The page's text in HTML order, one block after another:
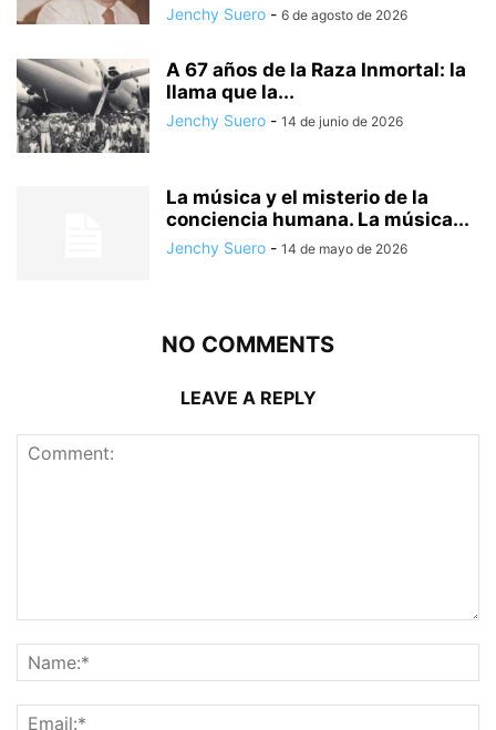
Jenchy Suero - 6 de agosto de 2026
A 67 años de la Raza Inmortal: la
llama que la...
Jenchy Suero - 14 de junio de 2026
La música y el misterio de la
conciencia humana. La música...
Jenchy Suero - 14 de mayo de 2026
NO COMMENTS
LEAVE A REPLY